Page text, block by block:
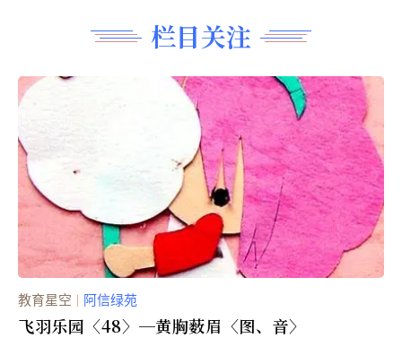
栏目关注
教育星空 ｜ 阿信绿苑
飞羽乐园〈48〉─黄胸薮眉〈图、音〉